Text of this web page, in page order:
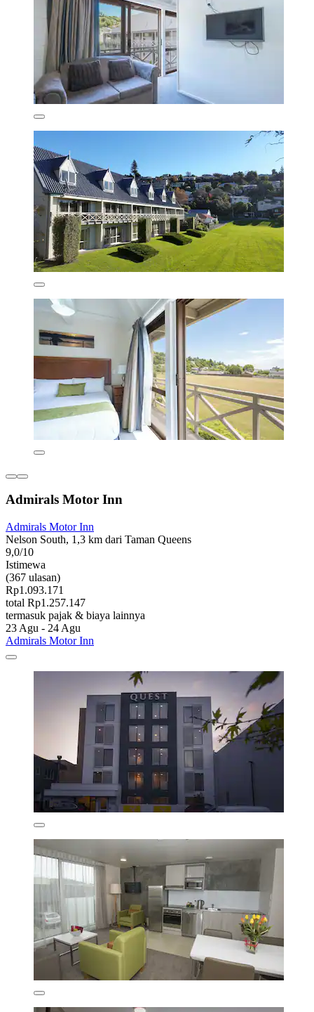
Admirals Motor Inn
Admirals Motor Inn
Nelson South, 1,3 km dari Taman Queens
9,0/10
Istimewa
(367 ulasan)
Rp1.093.171
total Rp1.257.147
termasuk pajak & biaya lainnya
23 Agu - 24 Agu
Admirals Motor Inn